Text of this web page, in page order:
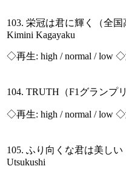
103. 栄冠は君に輝く（全
Kimini Kagayaku
◇再生: high / normal / low ◇
104. TRUTH（F1グラン
◇再生: high / normal / low ◇
105. ふり向くな君は美し
Utsukushi